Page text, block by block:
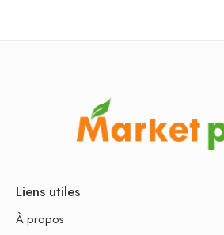
Liens utiles
À propos